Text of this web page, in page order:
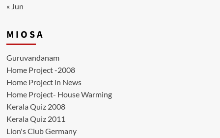
« Jun
M I O S A
Guruvandanam
Home Project -2008
Home Project in News
Home Project- House Warming
Kerala Quiz 2008
Kerala Quiz 2011
Lion's Club Germany